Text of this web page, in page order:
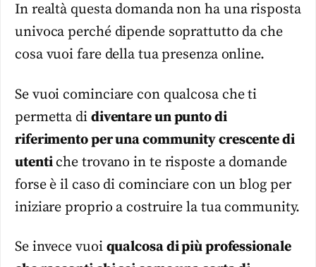
In realtà questa domanda non ha una risposta
univoca perché dipende soprattutto da che
cosa vuoi fare della tua presenza online.
Se vuoi cominciare con qualcosa che ti
permetta di diventare un punto di
riferimento per una community crescente di
utentiche trovano in te risposte a domande
forse è il caso di cominciare con un blog per
iniziare proprio a costruire la tua community.
Se invece vuoi qualcosa di più professionale